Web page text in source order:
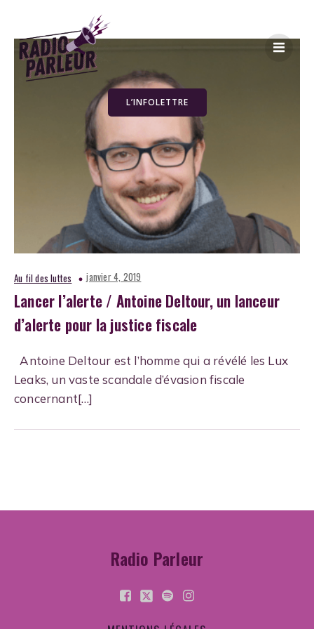
L’INFOLETTRE
Au fil des luttes janvier 4, 2019
Lancer l’alerte / Antoine Deltour, un lanceur
d’alerte pour la justice fiscale
Antoine Deltour est l’homme qui a révélé les Lux
Leaks, un vaste scandale d’évasion fiscale
concernant[…]
Radio Parleur